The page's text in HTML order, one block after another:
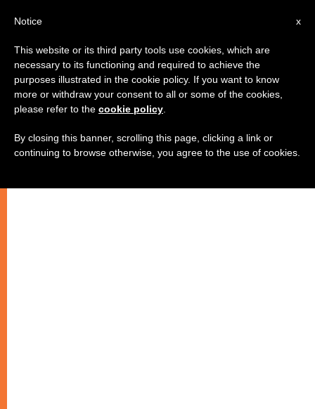
x
Notice
This website or its third party tools use cookies, which are
necessary to its functioning and required to achieve the
purposes illustrated in the cookie policy. If you want to know
more or withdraw your consent to all or some of the cookies,
please refer to the cookie policy
By closing this banner, scrolling this page, clicking a link or
continuing to browse otherwise, you agree to the use of cookies.